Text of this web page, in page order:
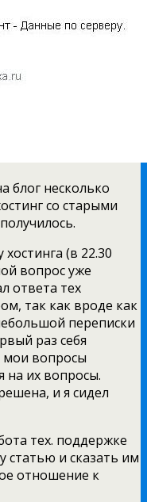
блог несколько
со старыми
(в 22.30
вопрос уже
ответа тех
так как вроде как
переписки
раз себя
мои вопросы
на их вопросы.
и я сидел
тех. поддержке
статью и сказать им
отношение к